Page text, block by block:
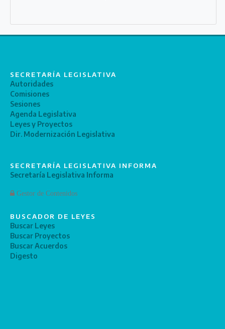
SECRETARÍA LEGISLATIVA
Autoridades
Comisiones
Sesiones
Agenda Legislativa
Leyes y Proyectos
Dir. Modernización Legislativa
SECRETARÍA LEGISLATIVA INFORMA
Secretaría Legislativa Informa
Gestor de Contenidos
BUSCADOR DE LEYES
Buscar Leyes
Buscar Proyectos
Buscar Acuerdos
Digesto